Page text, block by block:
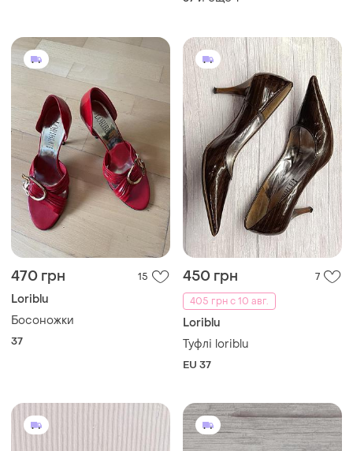
470 грн 15
Loriblu
Босоножки
37
450 грн
7
405 грн с 10 авг.
Loriblu
Туфлі loriblu
EU 37